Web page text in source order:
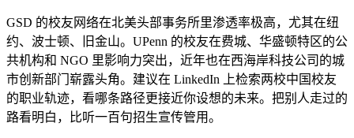
GSD 的校友网络在北美头部事务所里渗透率极高，尤其在纽
约、波士顿、旧金山。UPenn 的校友在费城、华盛顿特区的公
共机构和 NGO 里影响力突出，近年也在西海岸科技公司的城
市创新部门崭露头角。建议在 LinkedIn 上检索两校中国校友
的职业轨迹，看哪条路径更接近你设想的未来。把别人走过的
路看明白，比听一百句招生宣传管用。